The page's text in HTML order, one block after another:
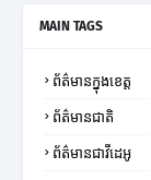
MAIN TAGS
ព័ត៌មានក្នុងខេត្ត
ព័ត៌មានជាតិ
ព័ត៌មានជាវីដេអូ